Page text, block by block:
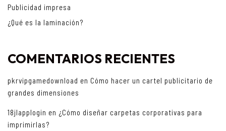
Publicidad impresa
¿Qué es la laminación?
COMENTARIOS RECIENTES
pkrvipgamedownload en Cómo hacer un cartel publicitario de
grandes dimensiones
18jlapplogin en ¿Cómo diseñar carpetas corporativas para
imprimirlas?